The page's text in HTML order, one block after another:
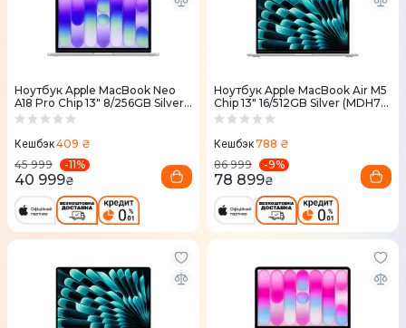
Ноутбук Apple MacBook Neo
A18 Pro Chip 13" 8/256GB Silver
(MHFA4) 2026
Кешбэк409 ₴
45 999
-11%
40 999₴
Ноутбук Apple MacBook Air M5
Chip 13" 16/512GB Silver (MDH74)
2026
Кешбэк788 ₴
86 999
-9%
78 899₴